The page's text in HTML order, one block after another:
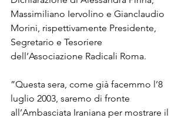
Massimiliano Iervolino e Gianclaudio
Morini, rispettivamente Presidente,
Segretario e Tesoriere
dell’Associazione Radicali Roma.
”Questa sera, come già facemmo l’8
luglio 2003, saremo di fronte
all’Ambasciata Iraniana per mostrare il